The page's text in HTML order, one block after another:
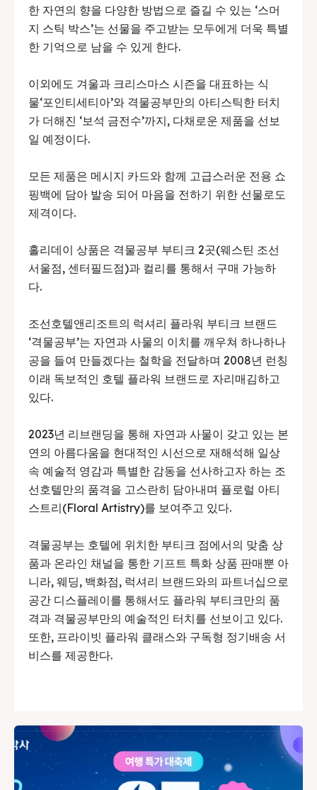
한 자연의 향을 다양한 방법으로 즐길 수 있는 ‘스머
지 스틱 박스’는 선물을 주고받는 모두에게 더욱 특별
한 기억으로 남을 수 있게 한다.
이외에도 겨울과 크리스마스 시즌을 대표하는 식
물‘포인티세티아’와 격물공부만의 아티스틱한 터치
가 더해진 ‘보석 금전수’까지, 다채로운 제품을 선보
일 예정이다.
모든 제품은 메시지 카드와 함께 고급스러운 전용 쇼
핑백에 담아 발송 되어 마음을 전하기 위한 선물로도
제격이다.
홀리데이 상품은 격물공부 부티크 2곳(웨스틴 조선
서울점, 센터필드점)과 컬리를 통해서 구매 가능하
다.
조선호텔앤리조트의 럭셔리 플라워 부티크 브랜드
‘격물공부’는 자연과 사물의 이치를 깨우쳐 하나하나
공을 들여 만들겠다는 철학을 전달하며 2008년 런칭
이래 독보적인 호텔 플라워 브랜드로 자리매김하고
있다.
2023년 리브랜딩을 통해 자연과 사물이 갖고 있는 본
연의 아름다움을 현대적인 시선으로 재해석해 일상
속 예술적 영감과 특별한 감동을 선사하고자 하는 조
선호텔만의 품격을 고스란히 담아내며 플로럴 아티
스트리(Floral Artistry)를 보여주고 있다.
격물공부는 호텔에 위치한 부티크 점에서의 맞춤 상
품과 온라인 채널을 통한 기프트 특화 상품 판매뿐 아
니라, 웨딩, 백화점, 럭셔리 브랜드와의 파트너십으로
공간 디스플레이를 통해서도 플라워 부티크만의 품
격과 격물공부만의 예술적인 터치를 선보이고 있다.
또한, 프라이빗 플라워 클래스와 구독형 정기배송 서
비스를 제공한다.